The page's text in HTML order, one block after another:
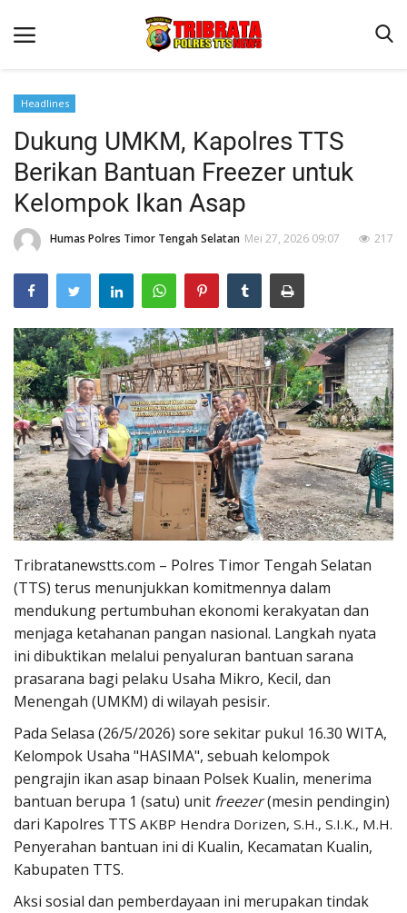
Beranda
Terms & Conditions
Reskrim
Binkam
Lantas
Giat Ops
Polisi Kita
Jurnal Kamtibmas
Headlines
Dukung UMKM, Kapolres TTS
Berikan Bantuan Freezer untuk
Kelompok Ikan Asap
Humas Polres Timor Tengah Selatan Mei 27, 2026 09:07 217
Tribratanewstts.com – Polres Timor Tengah Selatan
(TTS) terus menunjukkan komitmennya dalam
mendukung pertumbuhan ekonomi kerakyatan dan
menjaga ketahanan pangan nasional. Langkah nyata
ini dibuktikan melalui penyaluran bantuan sarana
prasarana bagi pelaku Usaha Mikro, Kecil, dan
Menengah (UMKM) di wilayah pesisir.
Pada Selasa (26/5/2026) sore sekitar pukul 16.30 WITA,
Kelompok Usaha "HASIMA", sebuah kelompok
pengrajin ikan asap binaan Polsek Kualin, menerima
bantuan berupa 1 (satu) unit freezer(mesin pendingin)
dari Kapolres TTS AKBP Hendra Dorizen, S.H., S.I.K., M.H.
Penyerahan bantuan ini di Kualin, Kecamatan Kualin,
Kabupaten TTS.
Aksi sosial dan pemberdayaan ini merupakan tindak